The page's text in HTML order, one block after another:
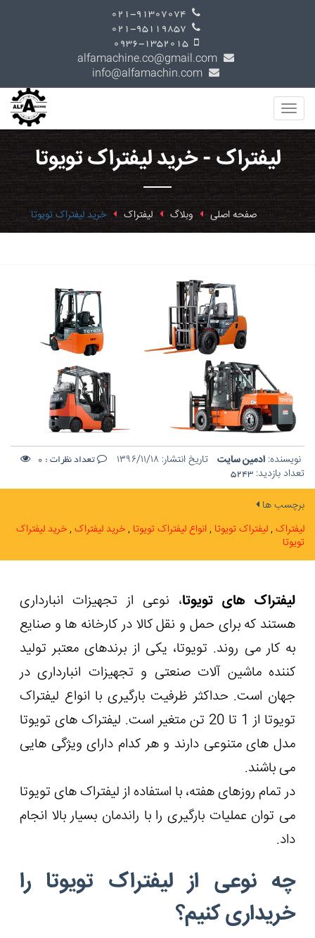
لیفتراک - خرید لیفتراک تویوتا
صفحه اصلی وبلاگ لیفتراک خرید لیفتراک تویوتا
نویسنده: ادمین سایت تاریخ انتشار: ۱۳۹۶/۱۱/۱۸ تعداد نظرات : 0
تعداد بازدید: 5243
برچسب ها
لیفتراک لیفتراک تویوتا انواع لیفتراک تویوتا خرید لیفتراک خرید لیفتراک
تویوتا
لیفتراک های تویوتا، نوعی از تجهیزات انبارداری
هستند که برای حمل و نقل کالا در کارخانه ها و صنایع
به کار می روند. تویوتا، یکی از برندهای معتبر تولید
کننده ماشین آلات صنعتی و تجهیزات انبارداری در
جهان است. حداکثر ظرفیت بارگیری با انواع لیفتراک
تویوتا از 1 تا 20 تن متغیر است. لیفتراک های تویوتا
مدل های متنوعی دارند و هر کدام دارای ویژگی هایی
می باشند.
در تمام روزهای هفته، با استفاده از لیفتراک های تویوتا
می توان عملیات بارگیری را با راندمان بسیار بالا انجام
داد.
چه نوعی از لیفتراک تویوتا را
خریداری کنیم؟